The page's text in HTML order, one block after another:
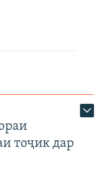
тоҷик дар